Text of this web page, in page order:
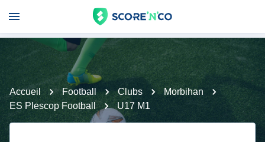
Accueil Football Clubs
Morbihan
ES Plescop Football
U17 M1